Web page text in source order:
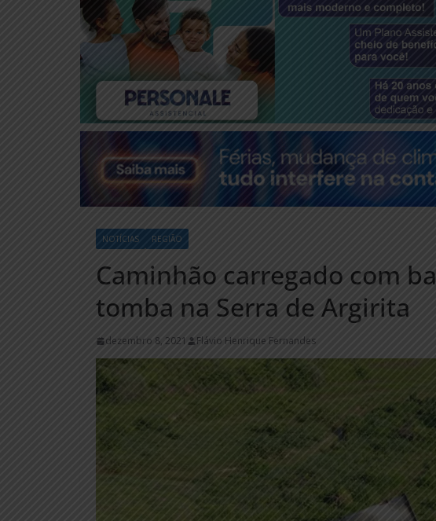
NOTÍCIAS REGIÃO
Caminhão carregado com
tomba na Serra de Argirita
dezembro 8, 2021 Flávio Henrique Fernandes